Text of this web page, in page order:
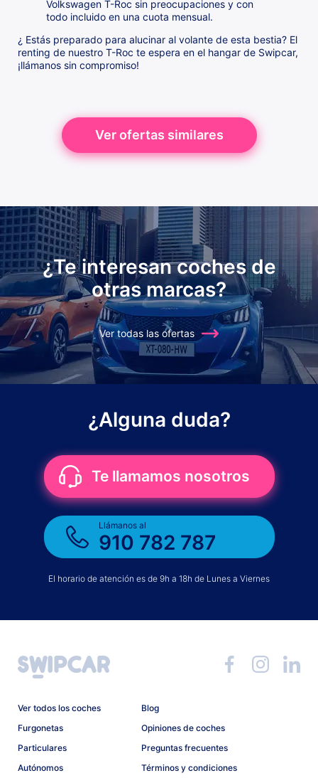
Volkswagen T-Roc sin preocupaciones y con
todo incluido en una cuota mensual.
¿ Estás preparado para alucinar al volante de esta bestia? El
renting de nuestro T-Roc te espera en el hangar de Swipcar,
¡llámanos sin compromiso!
Ver ofertas similares
¿Te interesan coches de
otras marcas?
Ver todas las ofertas
¿Alguna duda?
Te llamamos nosotros
Llámanos al
910 782 787
El horario de atención es de 9h a 18h de Lunes a Viernes
Ver todos los coches
Furgonetas
Particulares
Autónomos
Blog
Opiniones de coches
Preguntas frecuentes
Términos y condiciones